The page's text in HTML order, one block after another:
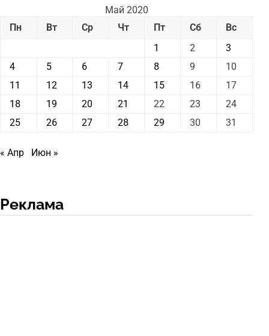
Май 2020
Пн
Вт Ср Чт Пт Сб
Вс
1
2
3
4
5 6 7 8 9
10
11
12 13 14 15 16
17
18
19 20 21 22 23
24
25
26 27 28 29 30 31
« Апр Июн »
Реклама